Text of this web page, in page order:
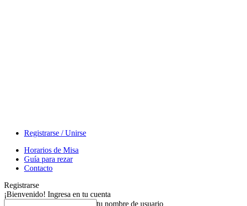
Registrarse / Unirse
Horarios de Misa
Guía para rezar
Contacto
Registrarse
¡Bienvenido! Ingresa en tu cuenta
tu nombre de usuario